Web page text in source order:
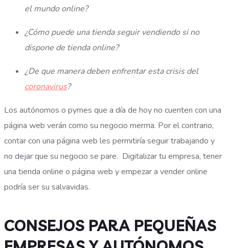
el mundo online?
¿Cómo puede una tienda seguir vendiendo si no
dispone de tienda online?
¿De que manera deben enfrentar esta crisis del
coronavirus?
Los autónomos o pymes que a día de hoy no cuenten con una
página web verán como su negocio merma. Por el contrario,
contar con una página web les permitiría seguir trabajando y
no dejar que su negocio se pare. Digitalizar tu empresa, tener
una tienda online o página web y empezar a vender online
podría ser su salvavidas.
CONSEJOS PARA PEQUEÑAS